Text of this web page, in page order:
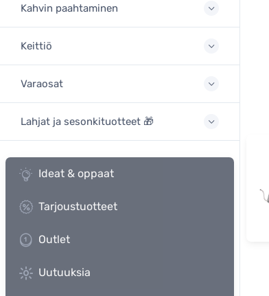
Kahvin paahtaminen
Keittiö
Varaosat
Lahjat ja sesonkituotteet 🎁
Ideat & oppaat
Tarjoustuotteet
Outlet
Uutuuksia